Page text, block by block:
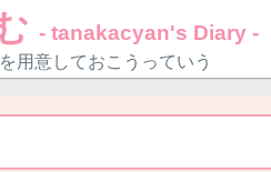
- tanakacyan's Diary -
用意しておこうっていう